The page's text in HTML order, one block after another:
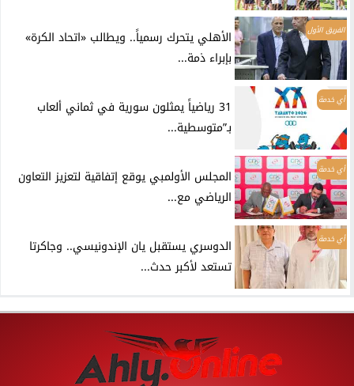
الفريق الأول
الأهلي يتحرك رسمياً.. ويطالب «اتحاد الكرة»
بإبراء ذمة...
أي خدمة
31 رياضياً يمثلون سورية في ثماني ألعاب
بـ”متوسطية...
أي خدمة
المجلس الأولمبي يوقع إتفاقية لتعزيز التعاون
الرياضي مع...
أي خدمة
الدوسري يستقبل يان الإندونيسي.. وجاكرتا
تستعد لأكبر حدث...